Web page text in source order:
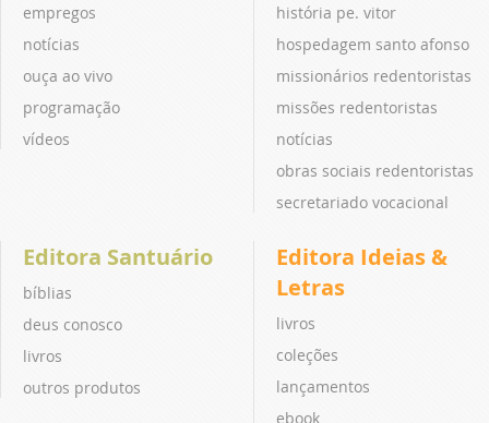
empregos
notícias
ouça ao vivo
programação
vídeos
história pe. vitor
hospedagem santo afonso
missionários redentoristas
missões redentoristas
notícias
obras sociais redentoristas
secretariado vocacional
Editora Santuário
bíblias
deus conosco
livros
outros produtos
Editora Ideias &
Letras
livros
coleções
lançamentos
ebook